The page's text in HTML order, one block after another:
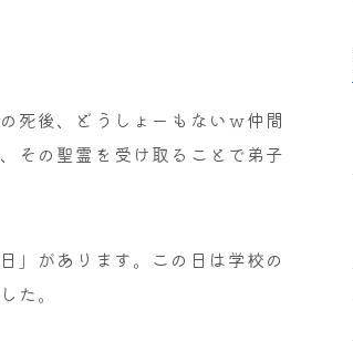
死後、どうしょーもないｗ仲間
その聖霊を受け取ることで弟子
」があります。この日は学校の
た。